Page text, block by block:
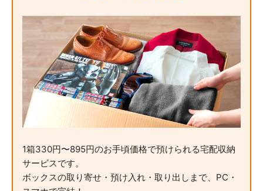
1箱330円〜895円のお手頃価格で預けられる宅配収納
サービスです。
ボックスの取り寄せ・預け入れ・取り出しまで、PC・